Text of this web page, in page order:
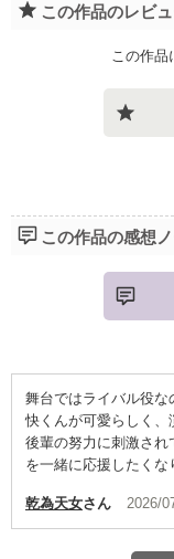
この作品のレビ
この作品
この作品の感想ノ
舞台ではライバル役
快くんが可愛らしく
後輩の努力に刺激さ
を一緒に応援したくな
乾為天女さん 2026/